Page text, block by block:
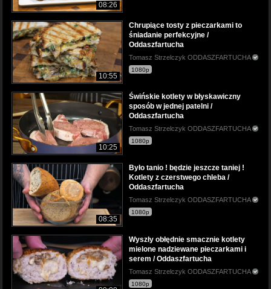
08:26
10:55
Chrupiące tosty z pieczarkami to
śniadanie perfekcyjne /
Oddaszfartucha
Tomasz Strzelczyk ODDASZFARTUCHA
1080p
10:25
Świńskie kotlety w błyskawiczny
sposób w jednej patelni /
Oddaszfartucha
Tomasz Strzelczyk ODDASZFARTUCHA
1080p
08:35
Było tanio ! będzie jeszcze taniej !
Kotlety z czerstwego chleba /
Oddaszfartucha
Tomasz Strzelczyk ODDASZFARTUCHA
1080p
Wyszły obłędnie smacznie kotlety
mielone nadziewane pieczarkami i
serem / Oddaszfartucha
Tomasz Strzelczyk ODDASZFARTUCHA
1080p